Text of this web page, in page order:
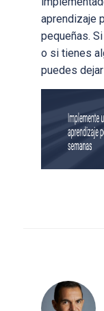
aprendizaje
pequeñas.
o si tienes
puedes